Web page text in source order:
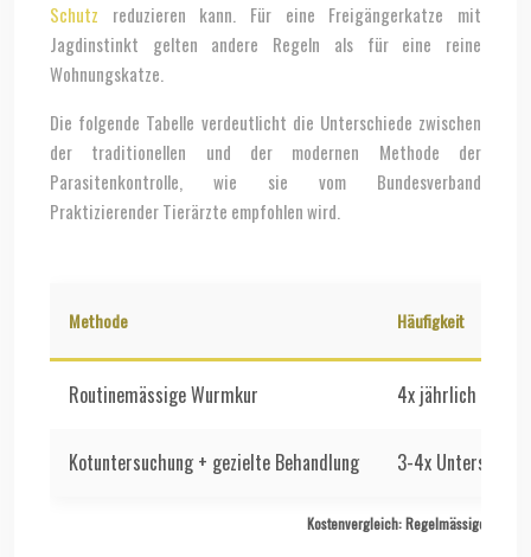
Schutz reduzieren kann. Für eine Freigängerkatze mit
Jagdinstinkt gelten andere Regeln als für eine reine
Wohnungskatze.
Die folgende Tabelle verdeutlicht die Unterschiede zwischen
der traditionellen und der modernen Methode der
Parasitenkontrolle, wie sie vom Bundesverband
Praktizierender Tierärzte empfohlen wird.
Kostenvergleich: Regelmässige
Methode Häufigkeit
Routinemässige Wurmkur 4x jährlich
Kotuntersuchung + gezielte Behandlung 3-4x